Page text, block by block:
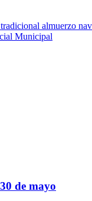
almuerzo
Municipal
de mayo